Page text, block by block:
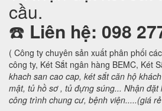
cầu.
☎️ Liên hệ: 098
( Công ty chuyên sản xuất phân phối
công ty, Két Sắt ngân hàng BEMC, Két
khach san cao cap, két sắt căn hộ
mật, tủ hồ sơ , tủ đựng súng... Nhận đặt
công trình chung cư, bệnh viện.....(giá